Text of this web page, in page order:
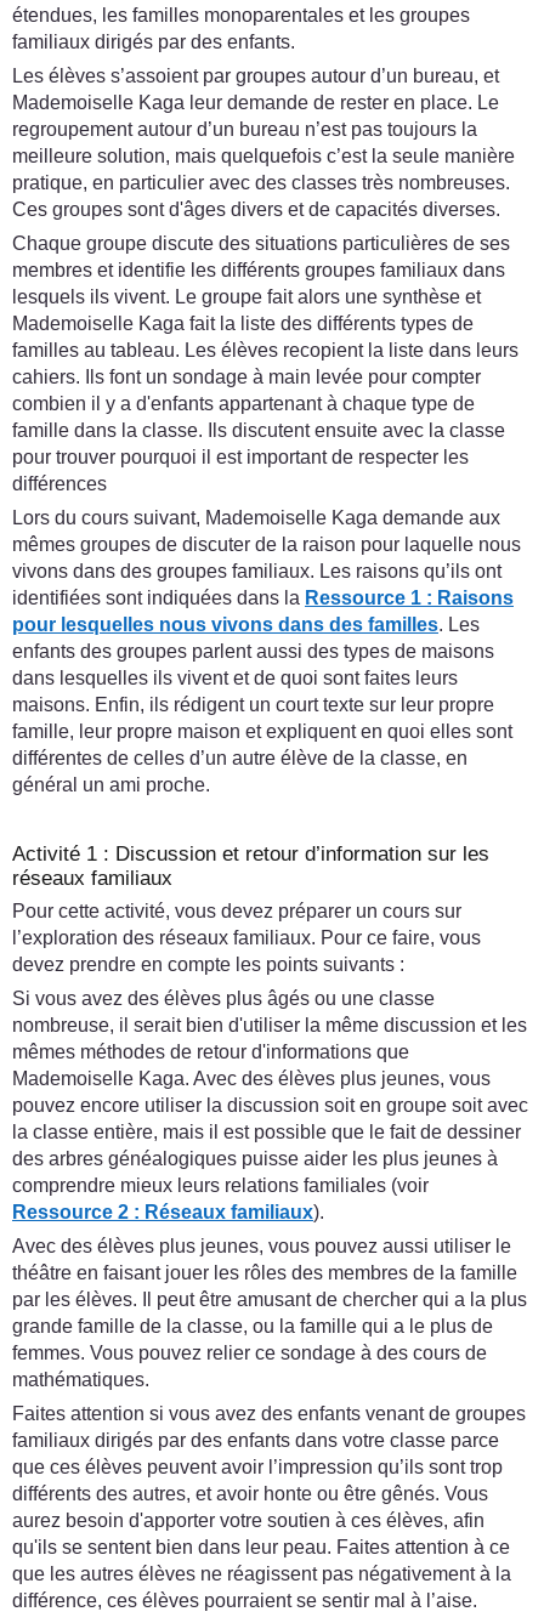
étendues, les familles monoparentales et les groupes
familiaux dirigés par des enfants.
Les élèves s’assoient par groupes autour d’un bureau, et
Mademoiselle Kaga leur demande de rester en place. Le
regroupement autour d’un bureau n’est pas toujours la
meilleure solution, mais quelquefois c’est la seule manière
pratique, en particulier avec des classes très nombreuses.
Ces groupes sont d'âges divers et de capacités diverses.
Chaque groupe discute des situations particulières de ses
membres et identifie les différents groupes familiaux dans
lesquels ils vivent. Le groupe fait alors une synthèse et
Mademoiselle Kaga fait la liste des différents types de
familles au tableau. Les élèves recopient la liste dans leurs
cahiers. Ils font un sondage à main levée pour compter
combien il y a d'enfants appartenant à chaque type de
famille dans la classe. Ils discutent ensuite avec la classe
pour trouver pourquoi il est important de respecter les
différences
Lors du cours suivant, Mademoiselle Kaga demande aux
mêmes groupes de discuter de la raison pour laquelle nous
vivons dans des groupes familiaux. Les raisons qu’ils ont
identifiées sont indiquées dans la Ressource 1 : Raisons
pour lesquelles nous vivons dans des familles. Les
enfants des groupes parlent aussi des types de maisons
dans lesquelles ils vivent et de quoi sont faites leurs
maisons. Enfin, ils rédigent un court texte sur leur propre
famille, leur propre maison et expliquent en quoi elles sont
différentes de celles d’un autre élève de la classe, en
général un ami proche.
Activité 1 : Discussion et retour d’information sur les
réseaux familiaux
Pour cette activité, vous devez préparer un cours sur
l’exploration des réseaux familiaux. Pour ce faire, vous
devez prendre en compte les points suivants :
Si vous avez des élèves plus âgés ou une classe
nombreuse, il serait bien d'utiliser la même discussion et les
mêmes méthodes de retour d'informations que
Mademoiselle Kaga. Avec des élèves plus jeunes, vous
pouvez encore utiliser la discussion soit en groupe soit avec
la classe entière, mais il est possible que le fait de dessiner
des arbres généalogiques puisse aider les plus jeunes à
comprendre mieux leurs relations familiales (voir
Ressource 2 : Réseaux familiaux).
Avec des élèves plus jeunes, vous pouvez aussi utiliser le
théâtre en faisant jouer les rôles des membres de la famille
par les élèves. Il peut être amusant de chercher qui a la plus
grande famille de la classe, ou la famille qui a le plus de
femmes. Vous pouvez relier ce sondage à des cours de
mathématiques.
Faites attention si vous avez des enfants venant de groupes
familiaux dirigés par des enfants dans votre classe parce
que ces élèves peuvent avoir l’impression qu’ils sont trop
différents des autres, et avoir honte ou être gênés. Vous
aurez besoin d'apporter votre soutien à ces élèves, afin
qu'ils se sentent bien dans leur peau. Faites attention à ce
que les autres élèves ne réagissent pas négativement à la
différence, ces élèves pourraient se sentir mal à l’aise.